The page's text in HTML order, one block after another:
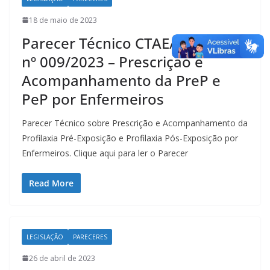
18 de maio de 2023
Parecer Técnico CTAE/Coren-PE
nº 009/2023 – Prescrição e
Acompanhamento da PreP e
PeP por Enfermeiros
Parecer Técnico sobre Prescrição e Acompanhamento da
Profilaxia Pré-Exposição e Profilaxia Pós-Exposição por
Enfermeiros. Clique aqui para ler o Parecer
Read More
LEGISLAÇÃO PARECERES
26 de abril de 2023